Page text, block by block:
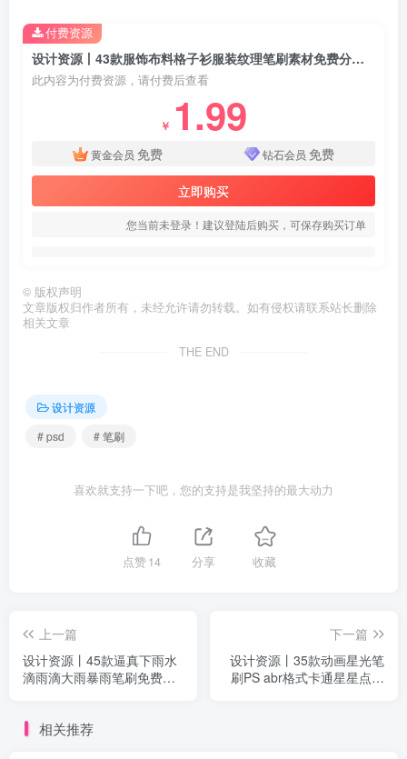
设计资源丨43款服饰布料格子衫服装纹理笔刷素材免费分享下载
此内容为付费资源，请付费后查看
￥ 1.99
黄金会员 免费 钻石会员 免费
立即购买
您当前未登录！建议登陆后购买，可保存购买订单
付费资源
© 版权声明
文章版权归作者所有，未经允许请勿转载。如有侵权请联系站长删除
相关文章
THE END
设计资源
# psd
# 笔刷
喜欢就支持一下吧，您的支持是我坚持的最大动力
点赞14 分享 收藏
上一篇
设计资源丨45款逼真下雨水
滴雨滴大雨暴雨笔刷免费分
下一篇
设计资源丨35款动画星光笔
刷PS abr格式卡通星星点缀
相关推荐